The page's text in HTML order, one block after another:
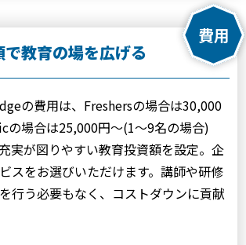
教育の場を広げる
の費用は、Freshersの場合は30,000
の場合は25,000円～(1～9名の場合)
実が図りやすい教育投資額を設定。企
スをお選びいただけます。講師や研修
行う必要もなく、コストダウンに貢献